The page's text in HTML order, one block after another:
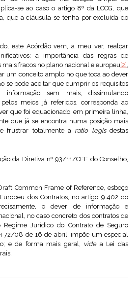
se ao caso o artigo 8º da LCCG, que
que a cláusula se tenha por excluída do
este Acórdão vem, a meu ver, realçar
a importância das regras de
mais fracos no plano nacional e europeu[2] ,
um conceito amplo no que toca ao dever
se pode aceitar que cumprir os requisitos
informação sem mais, dissimulando
meios já referidos, corresponda ao
que foi equacionado, em primeira linha,
que já se encontra numa posição mais
frustrar totalmente a ratio legisdestas
da Diretiva nº 93/11/CEE do Conselho,
Common Frame of Reference, esboço
dos Contratos, no artigo 9:402 do
o dever de informação e
no caso concreto dos contratos de
Regime Jurídico do Contrato de Seguro
72/08 de 16 de abril, impõe um especial
e de forma mais geral, vide a Lei das